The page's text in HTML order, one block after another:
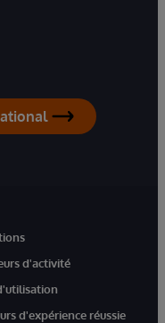
d'activité
d'expérience réussie